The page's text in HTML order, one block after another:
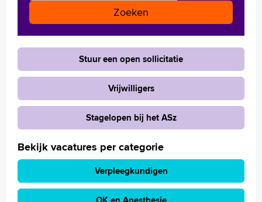
Stuur een open sollicitatie
Vrijwilligers
Stagelopen bij het ASz
Bekijk vacatures per categorie
Verpleegkundigen